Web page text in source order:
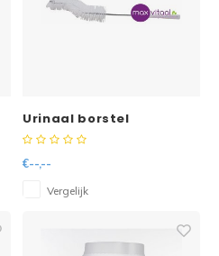
Urinaal borstel
€--,--
Vergelijk